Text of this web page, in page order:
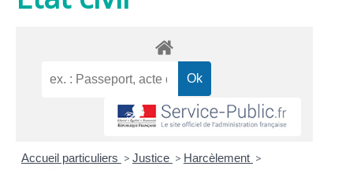
Accueil particuliers > Justice > Harcèlement >